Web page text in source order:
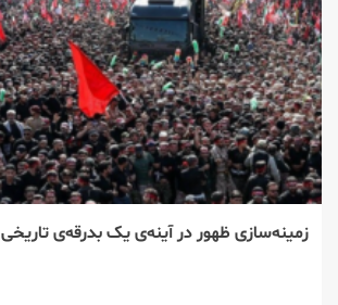
زمینه‌سازی ظهور در آینه‌ی یک بدرقه‌ی تاریخی